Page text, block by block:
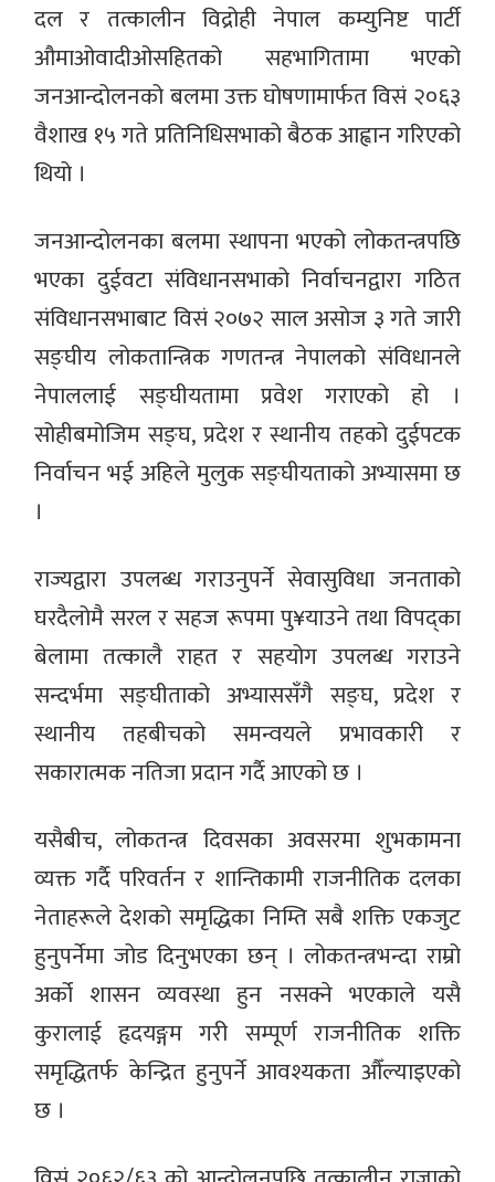
दल र तत्कालीन विद्रोही नेपाल कम्युनिष्ट पार्टी
औमाओवादीओसहितको सहभागितामा भएको
जनआन्दोलनको बलमा उक्त घोषणामार्फत विसं २०६३
वैशाख १५ गते प्रतिनिधिसभाको बैठक आह्वान गरिएको
थियो ।
जनआन्दोलनका बलमा स्थापना भएको लोकतन्त्रपछि
भएका दुईवटा संविधानसभाको निर्वाचनद्वारा गठित
संविधानसभाबाट विसं २०७२ साल असोज ३ गते जारी
सङ्घीय लोकतान्त्रिक गणतन्त्र नेपालको संविधानले
नेपाललाई सङ्घीयतामा प्रवेश गराएको हो ।
सोहीबमोजिम सङ्घ, प्रदेश र स्थानीय तहको दुईपटक
निर्वाचन भई अहिले मुलुक सङ्घीयताको अभ्यासमा छ
।
राज्यद्वारा उपलब्ध गराउनुपर्ने सेवासुविधा जनताको
घरदैलोमै सरल र सहज रूपमा पु¥याउने तथा विपद्का
बेलामा तत्कालै राहत र सहयोग उपलब्ध गराउने
सन्दर्भमा सङ्घीताको अभ्याससँगै सङ्घ, प्रदेश र
स्थानीय तहबीचको समन्वयले प्रभावकारी र
सकारात्मक नतिजा प्रदान गर्दै आएको छ ।
यसैबीच, लोकतन्त्र दिवसका अवसरमा शुभकामना
व्यक्त गर्दै परिवर्तन र शान्तिकामी राजनीतिक दलका
नेताहरूले देशको समृद्धिका निम्ति सबै शक्ति एकजुट
हुनुपर्नेमा जोड दिनुभएका छन् । लोकतन्त्रभन्दा राम्रो
अर्को शासन व्यवस्था हुन नसक्ने भएकाले यसै
कुरालाई हृदयङ्गम गरी सम्पूर्ण राजनीतिक शक्ति
समृद्धितर्फ केन्द्रित हुनुपर्ने आवश्यकता औँल्याइएको
छ ।